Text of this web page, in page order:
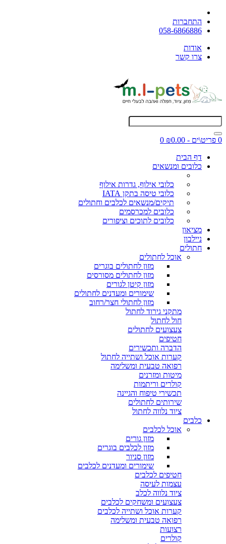
התחברות
058-6866886
אודות
צרו קשר
0 פריט\ים - ₪0.00
0
דף הבית
כלובים ומנשאים
כלובי אילוף, גדרות אילוף
כלובי טיסה בתקן IATA
תיקים/מנשאים לכלבים וחתולים
כלובים למכרסמים
כלובים לתוכים וציפורים
מציאון
ניילבון
חתולים
אוכל לחתולים
מזון לחתולים בוגרים
מזון לחתולים מסורסים
מזון קיטן לגורים
שימורים ומעדנים לחתולים
מזון לחתולי חצר/רחוב
מתקני גירוד לחתול
חול לחתול
צעצועים לחתולים
חטיפים
הדברה ותכשירים
קערות אוכל ושתייה לחתול
רפואה טבעית ומשלימה
מיטות ומזרנים
קולרים וריתמות
תכשירי טיפוח והגיינה
שירותים לחתולים
ציוד נלווה לחתול
כלבים
אוכל לכלבים
מזון גורים
מזון לכלבים בוגרים
מזון סניור
שימורים ומעדנים לכלבים
חטיפים לכלבים
עצמות לעיסה
ציוד נלווה לכלב
צעצועים ומשחקים לכלבים
קערות אוכל ושתייה לכלבים
רפואה טבעית ומשלימה
רצועות
קולרים